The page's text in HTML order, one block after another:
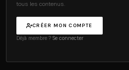
tous les contenus.
CRÉER MON COMPTE
Déjà membre ? Se connecter